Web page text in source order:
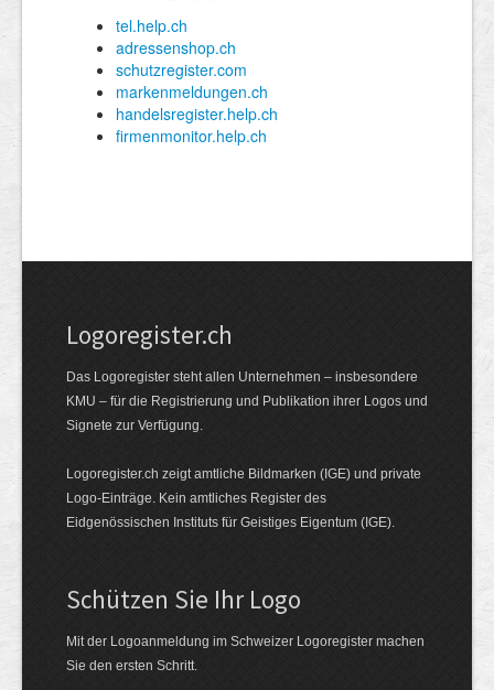
Logoregister.ch
Das Logoregister steht allen Unternehmen – insbesondere
KMU – für die Registrierung und Publikation ihrer Logos und
Signete zur Verfügung.
Logoregister.ch zeigt amtliche Bildmarken (IGE) und private
Logo-Einträge. Kein amtliches Register des
Eidgenössischen Instituts für Geistiges Eigentum (IGE).
Schützen Sie Ihr Logo
Mit der Logo­an­meldung im Schweizer Logo­register machen
Sie den ersten Schritt.